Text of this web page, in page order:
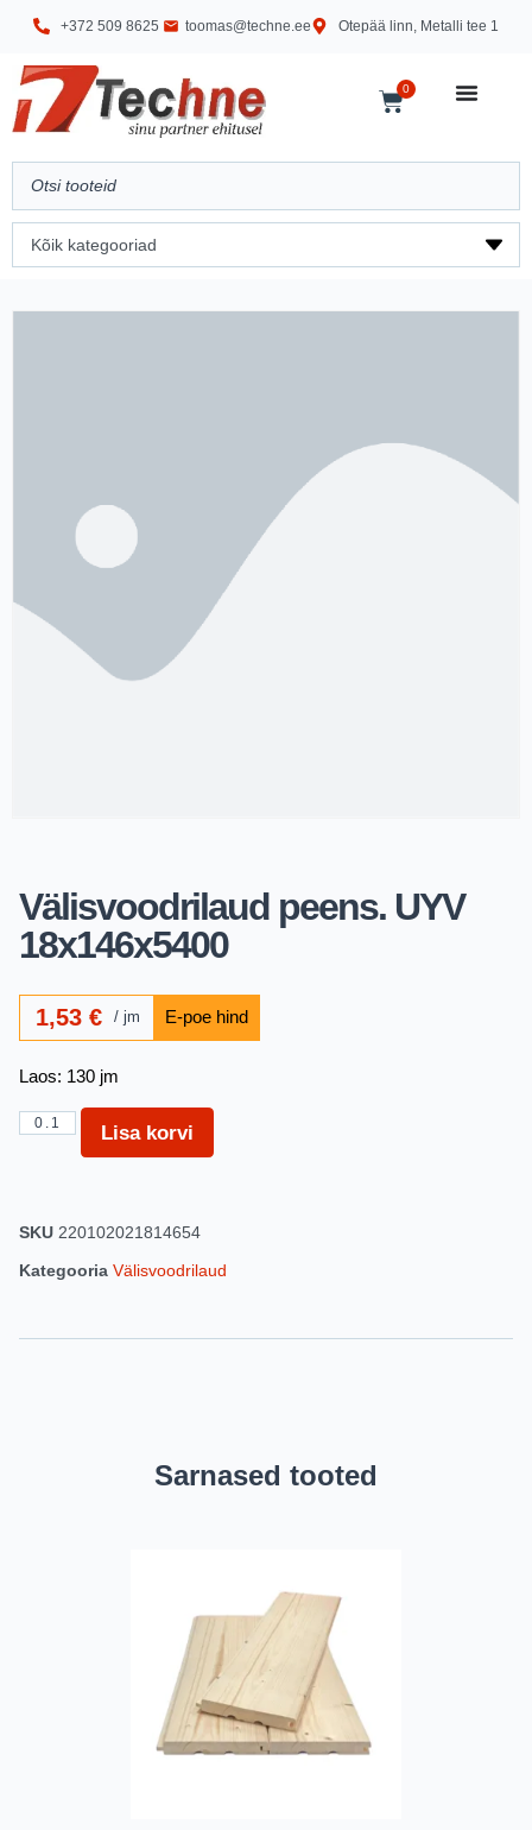
+372 509 8625 toomas@techne.ee Otepää linn, Metalli tee 1
0
Välisvoodrilaud peens. UYV
18x146x5400
1,53€ jm
Laos: 130 jm
Lisa korvi
SKU 220102021814654
Kategooria Välisvoodrilaud
Sarnased tooted